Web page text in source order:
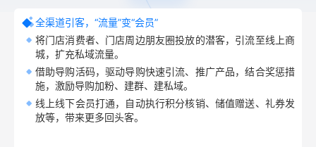
全渠道引客，“流量”变“会员”
将门店消费者、门店周边朋友圈投放的潜客，引流至线上商
城，扩充私域流量。
借助导购活码，驱动导购快速引流、推广产品，结合奖惩措
施，激励导购加粉、建群、建私域。
线上线下会员打通，自动执行积分核销、储值赠送、礼券发
放等，带来更多回头客。